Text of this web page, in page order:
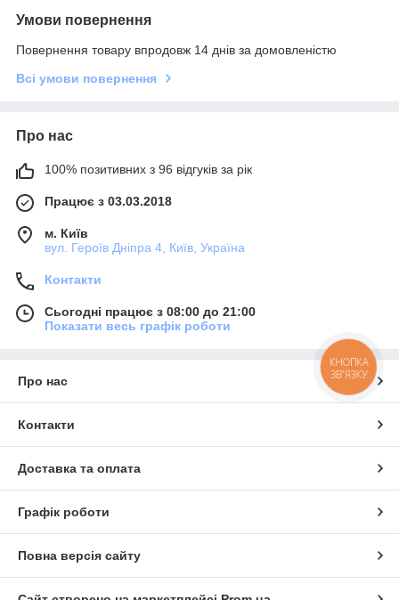
Умови повернення
Повернення товару впродовж 14 днів за домовленістю
Всі умови повернення
Про нас
100% позитивних з 96 відгуків за рік
Працює з 03.03.2018
м. Київ
вул. Героїв Дніпра 4, Київ, Україна
Контакти
Сьогодні працює з 08:00 до 21:00
Показати весь графік роботи
Про нас
Контакти
Доставка та оплата
Графік роботи
Повна версія сайту
КНОПКА
ЗВ'ЯЗКУ